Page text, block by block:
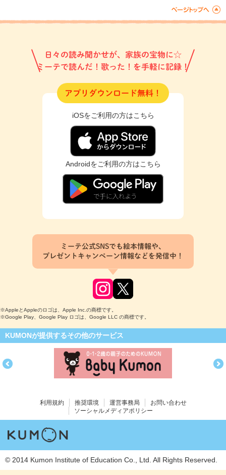
日々の読み聞かせが、家族の宝物に☆
ミーテで読んだ！歌った！を手軽に記録！
アプリダウンロード無料！
iOSをご利用の方はこちら
Androidをご利用の方はこちら
ミーテ公式SNSでも絵本情報や、
プレゼントキャンペーン情報などを発信中！
※AppleとAppleのロゴは、Apple Inc.の商標です。
※Google Play、Google Play ロゴは、Google LLC の商標です。
KUMONが提供するその他のサービス
利用規約 推奨環境 運営事務局
お問い合わせ
ソーシャルメディアポリシー
© 2014 Kumon Institute of Education Co., Ltd. All Rights Reserved.